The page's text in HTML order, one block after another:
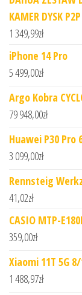
KAMER DYSK P2P
1 349,99zł
iPhone 14 Pro
5 499,00zł
Argo Kobra
79 948,00zł
Huawei P30 Pro
3 099,00zł
Rennsteig
41,02zł
CASIO MTP-
359,00zł
Xiaomi 11T 5G
1 488,97zł